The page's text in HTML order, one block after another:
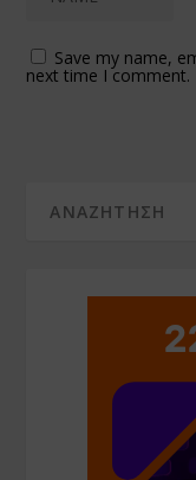
Save my name,
next time I comment.